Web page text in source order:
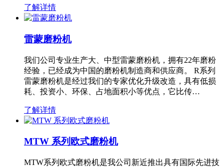
了解详情
雷蒙磨粉机
我们公司专业生产大、中型雷蒙磨粉机，拥有22年磨粉
经验，已经成为中国的磨粉机制造商和供应商。 R系列
雷蒙磨粉机是经过我们的专家优化升级改造，具有低损
耗、投资小、环保、占地面积小等优点，它比传…
了解详情
MTW 系列欧式磨粉机
MTW系列欧式磨粉机是我公司新近推出具有国际先进技